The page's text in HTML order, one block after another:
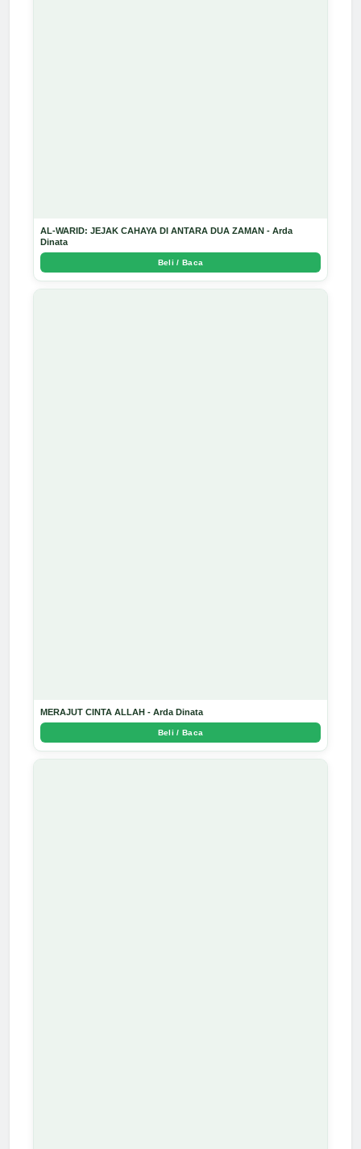
AL-WARID: JEJAK CAHAYA DI ANTARA DUA ZAMAN - Arda
Dinata
Beli / Baca
MERAJUT CINTA ALLAH - Arda Dinata
Beli / Baca